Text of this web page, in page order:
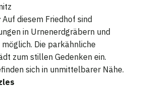
Auf diesem Friedhof sind
in Urnenerdgräbern und
Die parkähnliche
zum stillen Gedenken ein.
sich in unmittelbarer Nähe.